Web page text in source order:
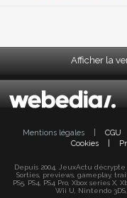
Afficher la
Mentions légales CGU
Cookies
Depuis 2004, JeuxActu
Sorties, previews, gameplay,
PS5, PS4, PS4 Pro, Xbox series X,
Wii U, Nintendo 3DS,